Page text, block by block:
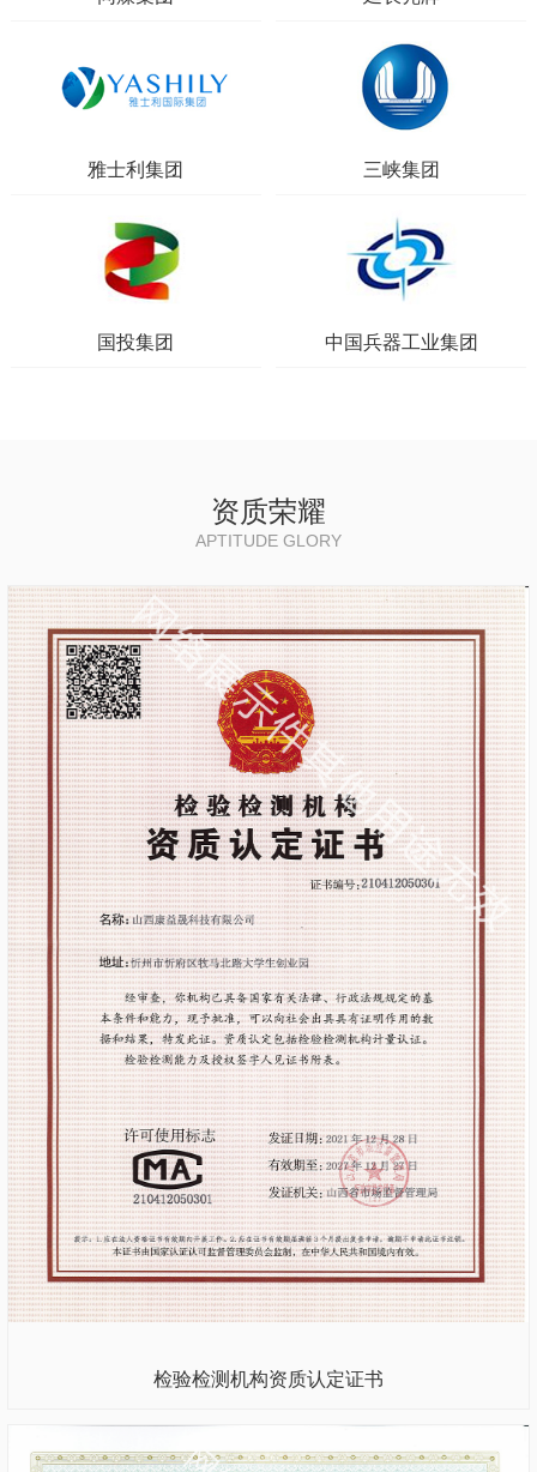
雅士利集团 三峡集团
国投集团 中国兵器工业集团
资质荣耀
APTITUDE GLORY
检验检测机构资质认定证书